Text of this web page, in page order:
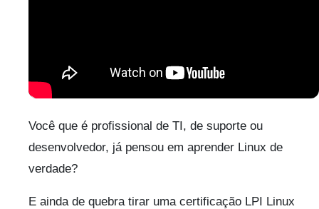
Você que é profissional de TI, de suporte ou
desenvolvedor, já pensou em aprender Linux de
verdade?
E ainda de quebra tirar uma certificação LPI Linux